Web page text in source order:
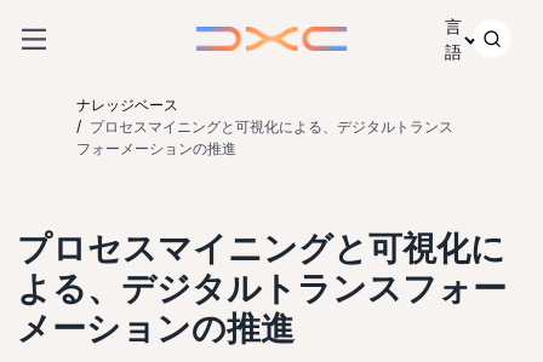
言
語
ナレッジベース
プロセスマイニングと可視化による、デジタルトランス
フォーメーションの推進
プロセスマイニングと可視化に
よる、デジタルトランスフォー
メーションの推進